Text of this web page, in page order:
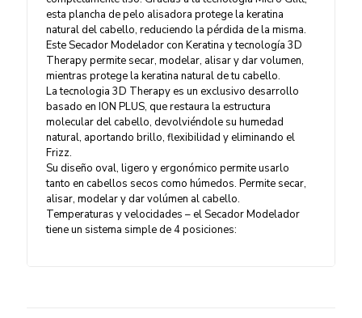
esta plancha de pelo alisadora protege la keratina
natural del cabello, reduciendo la pérdida de la misma.
Este Secador Modelador con Keratina y tecnología 3D
Therapy permite secar, modelar, alisar y dar volumen,
mientras protege la keratina natural de tu cabello.
La tecnologia 3D Therapy es un exclusivo desarrollo
basado en ION PLUS, que restaura la estructura
molecular del cabello, devolviéndole su humedad
natural, aportando brillo, flexibilidad y eliminando el
Frizz.
Su diseño oval, ligero y ergonómico permite usarlo
tanto en cabellos secos como húmedos. Permite secar,
alisar, modelar y dar volúmen al cabello.
Temperaturas y velocidades – el Secador Modelador
tiene un sistema simple de 4 posiciones: